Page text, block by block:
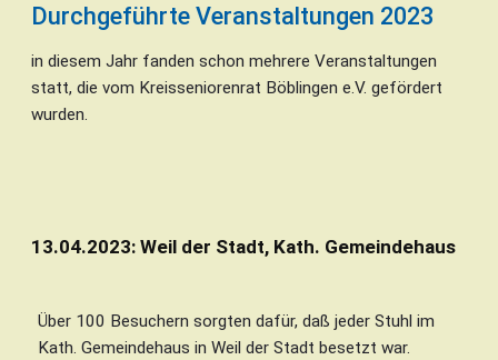
Durchgeführte Veranstaltungen 2023
in diesem Jahr fanden schon mehrere Veranstaltungen
statt, die vom Kreisseniorenrat Böblingen e.V. gefördert
wurden.
13.04.2023: Weil der Stadt, Kath. Gemeindehaus
Über 100 Besuchern sorgten dafür, daß jeder Stuhl im
Kath. Gemeindehaus in Weil der Stadt besetzt war.